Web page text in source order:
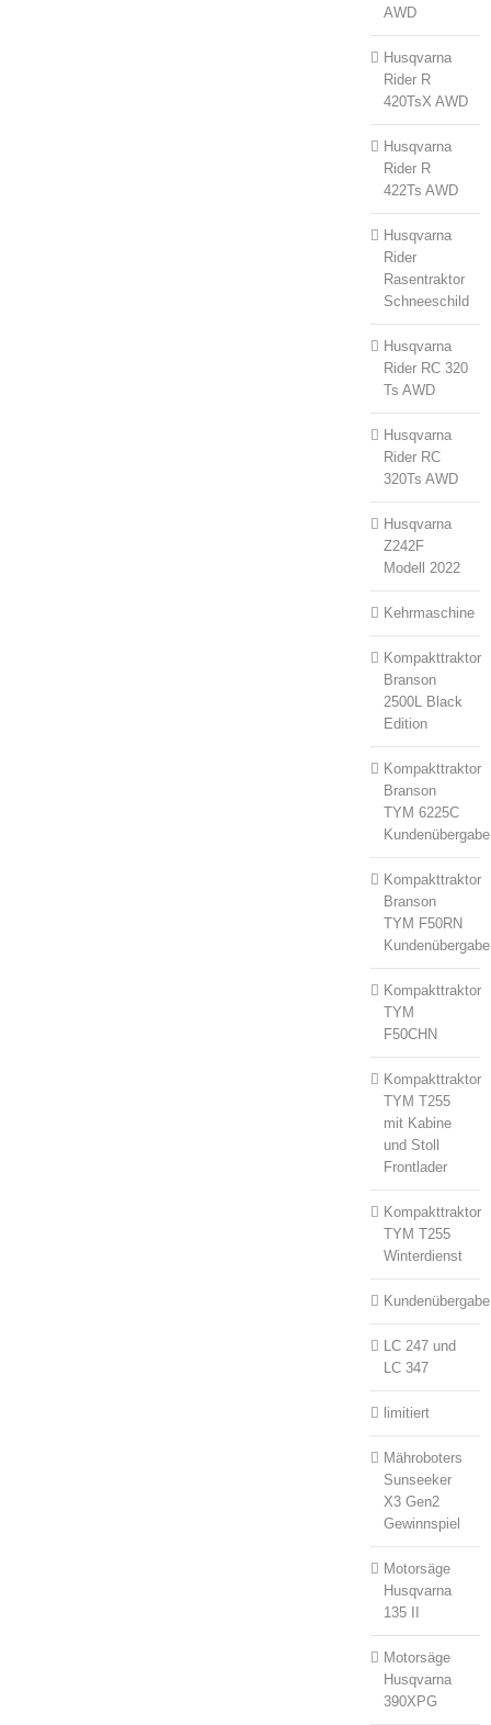
AWD
Husqvarna
Rider R
420TsX AWD
Husqvarna
Rider R
422Ts AWD
Husqvarna
Rider
Rasentraktor
Schneeschild
Husqvarna
Rider RC 320
Ts AWD
Husqvarna
Rider RC
320Ts AWD
Husqvarna
Z242F
Modell 2022
Kehrmaschine
Kompakttraktor
Branson
2500L Black
Edition
Kompakttraktor
Branson
TYM 6225C
Kundenübergabe
Kompakttraktor
Branson
TYM F50RN
Kundenübergabe
Kompakttraktor
TYM
F50CHN
Kompakttraktor
TYM T255
mit Kabine
und Stoll
Frontlader
Kompakttraktor
TYM T255
Winterdienst
Kundenübergabe
LC 247 und
LC 347
limitiert
Mähroboters
Sunseeker
X3 Gen2
Gewinnspiel
Motorsäge
Husqvarna
135 II
Motorsäge
Husqvarna
390XPG